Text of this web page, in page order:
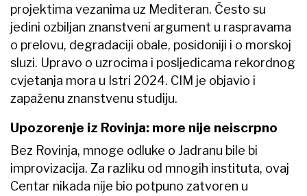
projektima vezanima uz Mediteran. Često su
jedini ozbiljan znanstveni argument u raspravama
o prelovu, degradaciji obale, posidoniji i o morskoj
sluzi. Upravo o uzrocima i posljedicama rekordnog
cvjetanja mora u Istri 2024. CIM je objavio i
zapaženu znanstvenu studiju.
Upozorenje iz Rovinja: more nije neiscrpno
Bez Rovinja, mnoge odluke o Jadranu bile bi
improvizacija. Za razliku od mnogih instituta, ovaj
Centar nikada nije bio potpuno zatvoren u